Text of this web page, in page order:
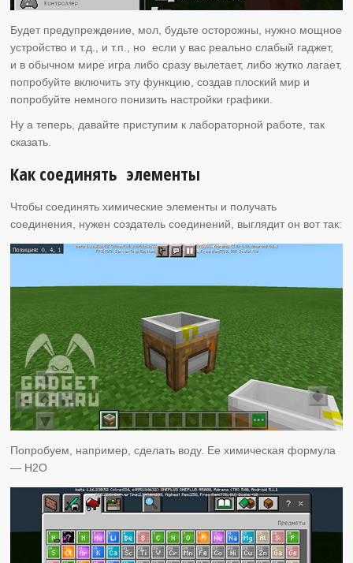
Будет предупреждение, мол, будьте осторожны, нужно мощное
устройство и т.д., и т.п., но если у вас реально слабый гаджет,
и в обычном мире игра либо сразу вылетает, либо жутко лагает,
попробуйте включить эту функцию, создав плоский мир и
попробуйте немного понизить настройки графики.
Ну а теперь, давайте приступим к лабораторной работе, так
сказать.
Как соединять элементы
Чтобы соединять химические элементы и получать
соединения, нужен создатель соединений, выглядит он вот так:
Попробуем, например, сделать воду. Ее химическая формула
— H2O